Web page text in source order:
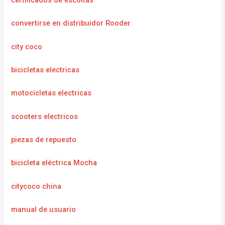
convertirse en distribuidor Rooder
city coco
bicicletas electricas
motocicletas electricas
scooters electricos
piezas de repuesto
bicicleta eléctrica Mocha
citycoco china
manual de usuario